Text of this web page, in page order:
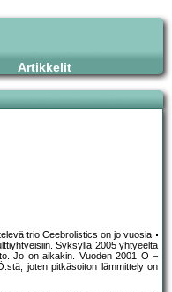
Artikkelit
trio Ceebrolistics on jo vuosia
Syksyllä 2005 yhtyeeltä
Jo on aikakin. Vuoden 2001 O –
joten pitkäsoiton lämmittely on